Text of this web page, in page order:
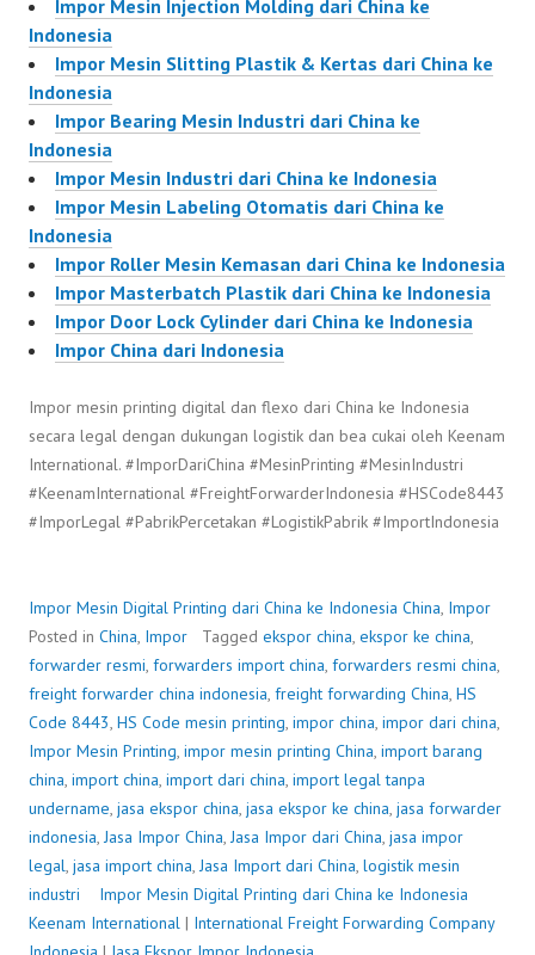
Impor Mesin Injection Molding dari China ke
Indonesia
Impor Mesin Slitting Plastik & Kertas dari China ke
Indonesia
Impor Bearing Mesin Industri dari China ke
Indonesia
Impor Mesin Industri dari China ke Indonesia
Impor Mesin Labeling Otomatis dari China ke
Indonesia
Impor Roller Mesin Kemasan dari China ke Indonesia
Impor Masterbatch Plastik dari China ke Indonesia
Impor Door Lock Cylinder dari China ke Indonesia
Impor China dari Indonesia
Impor mesin printing digital dan flexo dari China ke Indonesia
secara legal dengan dukungan logistik dan bea cukai oleh Keenam
International. #ImporDariChina #MesinPrinting #MesinIndustri
#KeenamInternational #FreightForwarderIndonesia #HSCode8443
#ImporLegal #PabrikPercetakan #LogistikPabrik #ImportIndonesia
Impor Mesin Digital Printing dari China ke Indonesia China, Impor
Posted in China, Impor Tagged ekspor china, ekspor ke china,
forwarder resmi, forwarders import china, forwarders resmi china,
freight forwarder china indonesia, freight forwarding China, HS
Code 8443, HS Code mesin printing, impor china, impor dari china,
Impor Mesin Printing, impor mesin printing China, import barang
china, import china, import dari china, import legal tanpa
undername, jasa ekspor china, jasa ekspor ke china, jasa forwarder
indonesia,Jasa Impor China,Jasa Impor dari China, jasa impor
legal, jasa import china,Jasa Import dari China, logistik mesin
industri
Impor Mesin Digital Printing dari China ke Indonesia
o
y
Keenam International | International Freight Forwarding Company